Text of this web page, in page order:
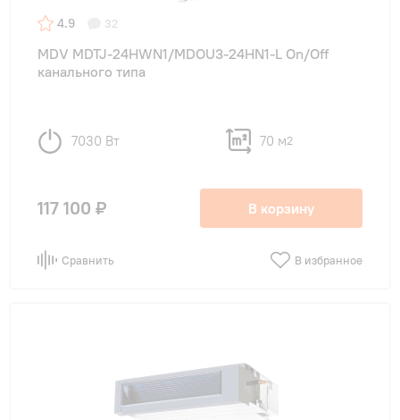
4.9 32
MDV MDTJ-24HWN1/MDOU3-24HN1-L On/Off
канального типа
7030 Вт 70 м2
117 100 ₽ В корзину
Сравнить В избранное